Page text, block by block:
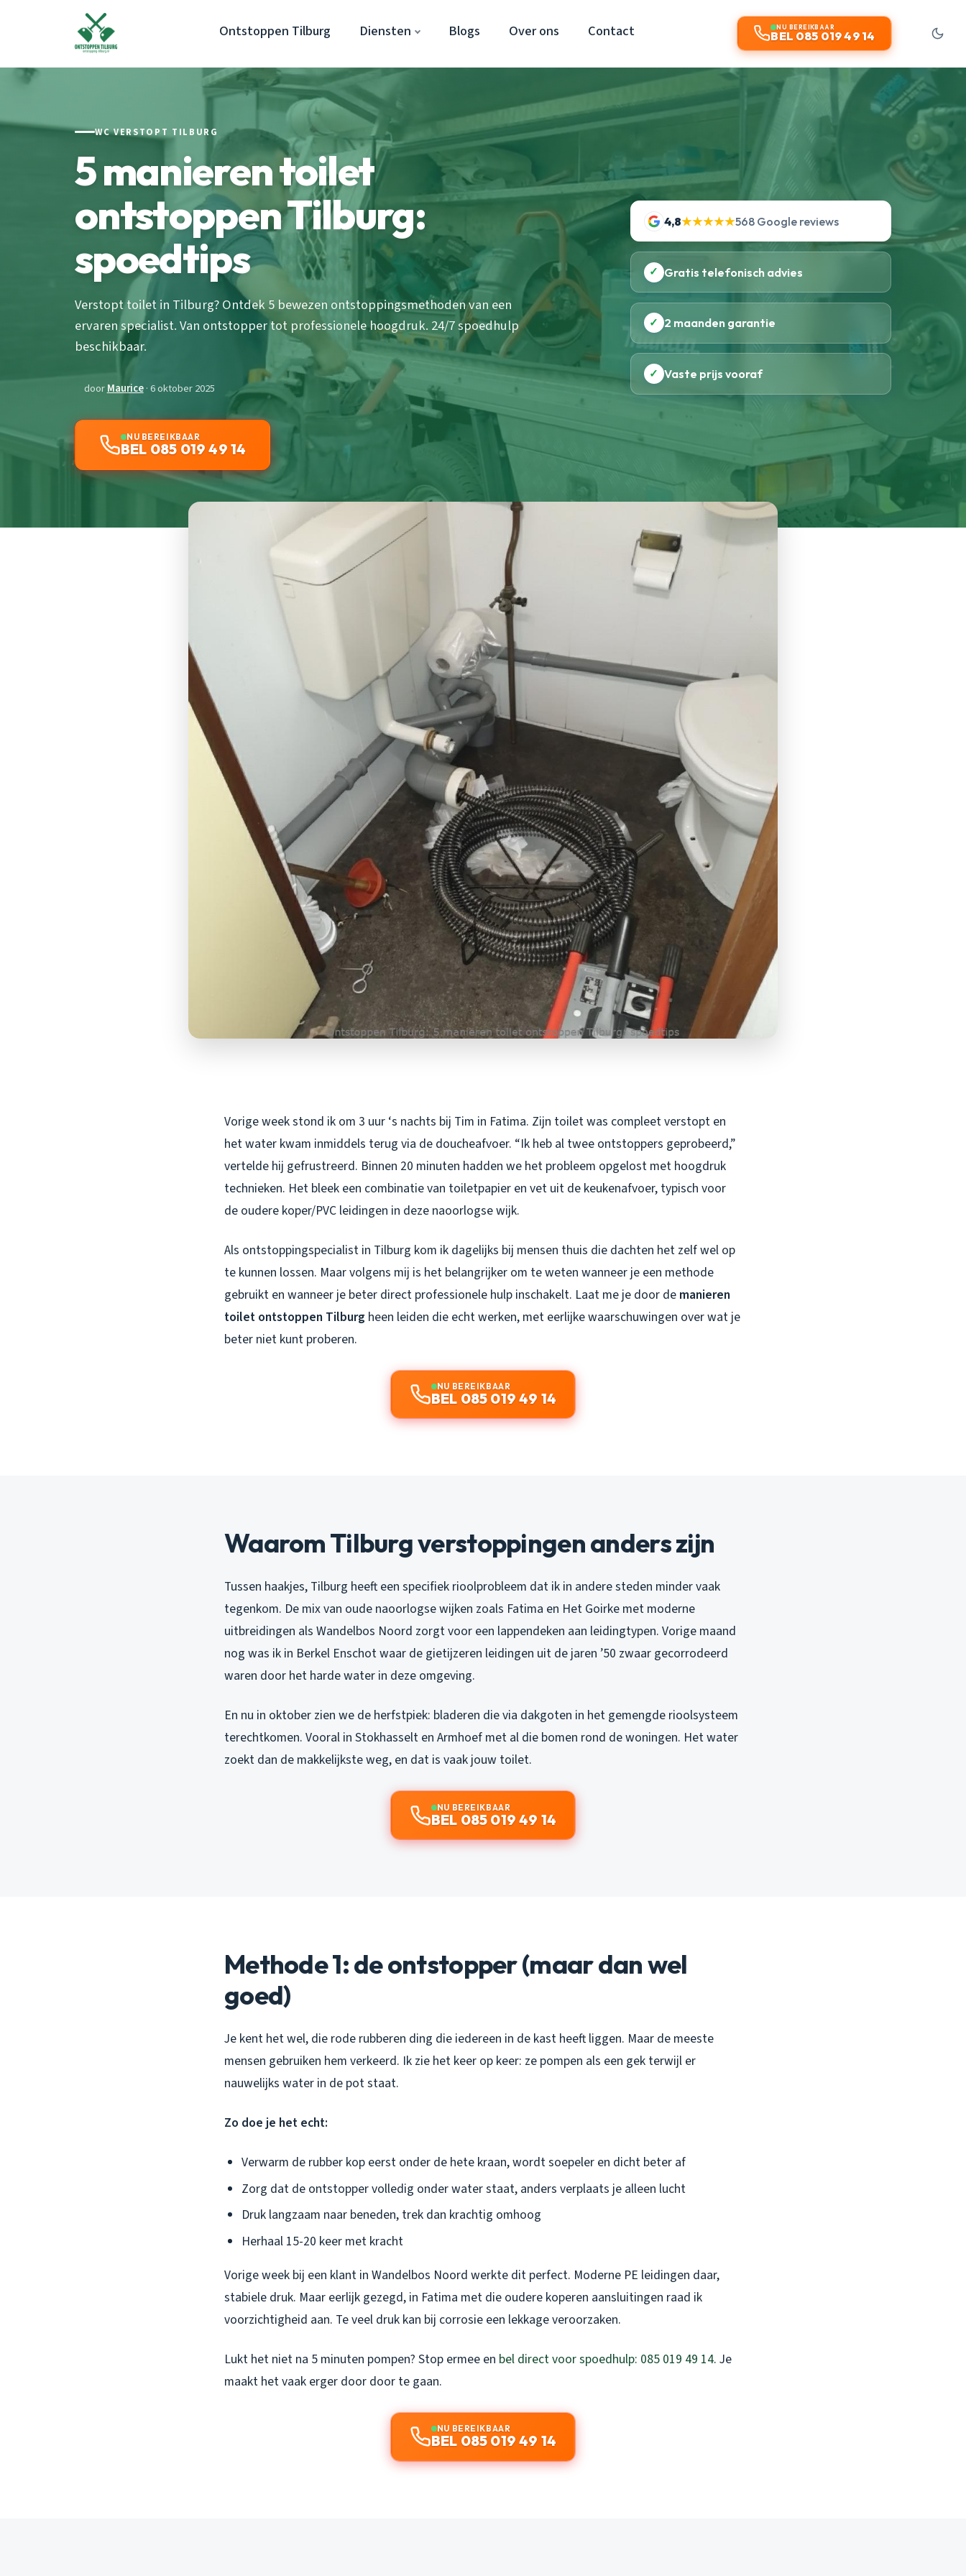
Ontstoppen Tilburg Diensten Blogs Over ons Contact NU BEREIKBAAR
BEL 085 019 49 14
WC VERSTOPT TILBURG
5 manieren toilet
ontstoppen Tilburg:
spoedtips
Verstopt toilet in Tilburg? Ontdek 5 bewezen ontstoppingsmethoden van een
ervaren specialist. Van ontstopper tot professionele hoogdruk. 24/7 spoedhulp
beschikbaar.
doorMaurice· 6 oktober 2025
NU BEREIKBAAR
BEL 085 019 49 14
4,8★★★★★568 Google reviews
✓ Gratis telefonisch advies
✓ 2 maanden garantie
✓ Vaste prijs vooraf
Vorige week stond ik om 3 uur ‘s nachts bij Tim in Fatima. Zijn toilet was compleet verstopt en
het water kwam inmiddels terug via de doucheafvoer. “Ik heb al twee ontstoppers geprobeerd,”
vertelde hij gefrustreerd. Binnen 20 minuten hadden we het probleem opgelost met hoogdruk
technieken. Het bleek een combinatie van toiletpapier en vet uit de keukenafvoer, typisch voor
de oudere koper/PVC leidingen in deze naoorlogse wijk.
Als ontstoppingspecialist in Tilburg kom ik dagelijks bij mensen thuis die dachten het zelf wel op
te kunnen lossen. Maar volgens mij is het belangrijker om te weten wanneer je een methode
gebruikt en wanneer je beter direct professionele hulp inschakelt. Laat me je door de manieren
toilet ontstoppen Tilburg heen leiden die echt werken, met eerlijke waarschuwingen over wat je
beter niet kunt proberen.
NU BEREIKBAAR
BEL 085 019 49 14
Waarom Tilburg verstoppingen anders zijn
Tussen haakjes, Tilburg heeft een specifiek rioolprobleem dat ik in andere steden minder vaak
tegenkom. De mix van oude naoorlogse wijken zoals Fatima en Het Goirke met moderne
uitbreidingen als Wandelbos Noord zorgt voor een lappendeken aan leidingtypen. Vorige maand
nog was ik in Berkel Enschot waar de gietijzeren leidingen uit de jaren ’50 zwaar gecorrodeerd
waren door het harde water in deze omgeving.
En nu in oktober zien we de herfstpiek: bladeren die via dakgoten in het gemengde rioolsysteem
terechtkomen. Vooral in Stokhasselt en Armhoef met al die bomen rond de woningen. Het water
zoekt dan de makkelijkste weg, en dat is vaak jouw toilet.
NU BEREIKBAAR
BEL 085 019 49 14
Methode 1: de ontstopper (maar dan wel
goed)
Je kent het wel, die rode rubberen ding die iedereen in de kast heeft liggen. Maar de meeste
mensen gebruiken hem verkeerd. Ik zie het keer op keer: ze pompen als een gek terwijl er
nauwelijks water in de pot staat.
Zo doe je het echt:
Verwarm de rubber kop eerst onder de hete kraan, wordt soepeler en dicht beter af
Zorg dat de ontstopper volledig onder water staat, anders verplaats je alleen lucht
Druk langzaam naar beneden, trek dan krachtig omhoog
Herhaal 15-20 keer met kracht
Vorige week bij een klant in Wandelbos Noord werkte dit perfect. Moderne PE leidingen daar,
stabiele druk. Maar eerlijk gezegd, in Fatima met die oudere koperen aansluitingen raad ik
voorzichtigheid aan. Te veel druk kan bij corrosie een lekkage veroorzaken.
Lukt het niet na 5 minuten pompen? Stop ermee en bel direct voor spoedhulp: 085 019 49 14. Je
maakt het vaak erger door door te gaan.
NU BEREIKBAAR
BEL 085 019 49 14